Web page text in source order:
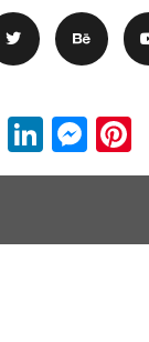
Telegram